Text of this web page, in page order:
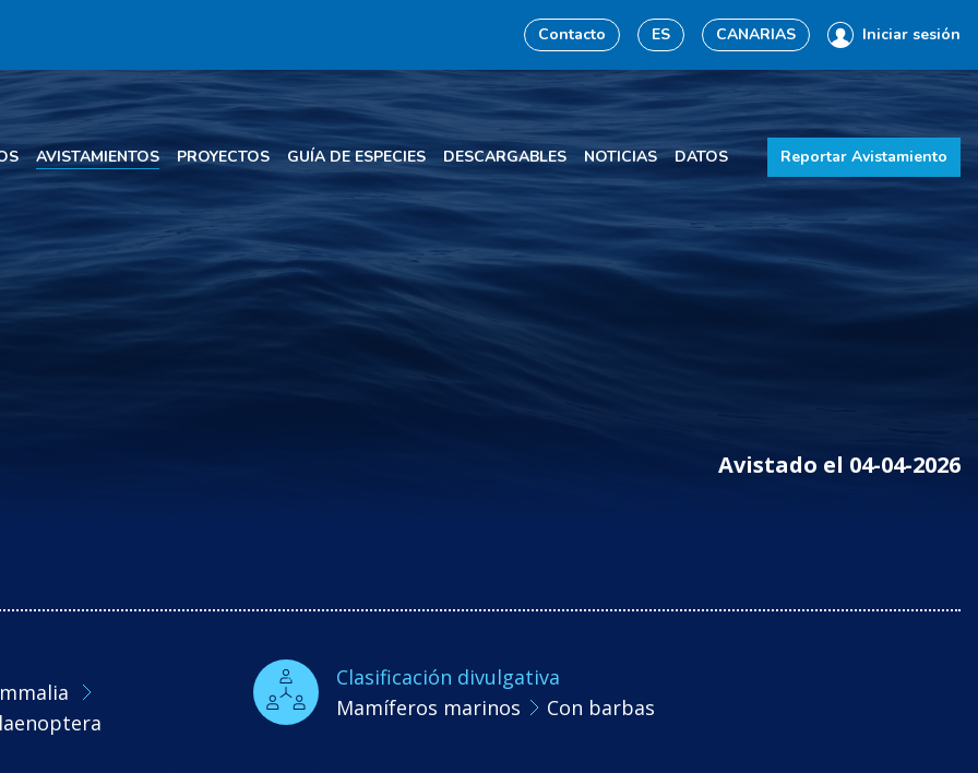
Contacto ES CANARIAS Iniciar sesión
AVISTAMIENTOS PROYECTOS GUÍA DE ESPECIES DESCARGABLES NOTICIAS DATOS Reportar Avistamiento
Avistado el 04-04-2026
Clasificación divulgativa
Mamíferos marinos
Con barbas